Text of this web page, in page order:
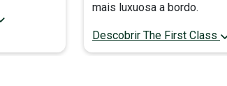
mais luxuosa a bordo.
Descobrir The First Class